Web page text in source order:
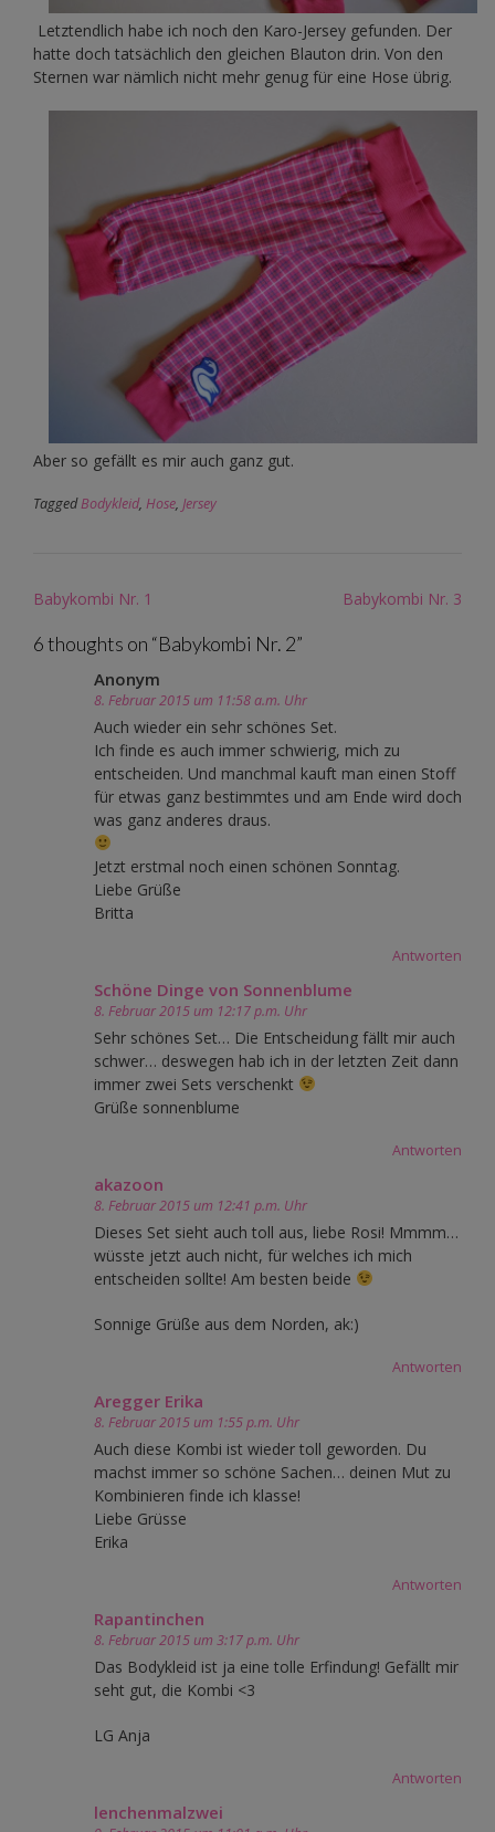
Letztendlich habe ich noch den Karo-Jersey gefunden. Der
hatte doch tatsächlich den gleichen Blauton drin. Von den
Sternen war nämlich nicht mehr genug für eine Hose übrig.
Aber so gefällt es mir auch ganz gut.
TaggedBodykleid, Hose, Jersey
Post
Babykombi Nr. 1 Babykombi Nr. 3
6 thoughts on “Babykombi Nr. 2”
Anonym
8. Februar 2015 um 11:58 a.m. Uhr
Auch wieder ein sehr schönes Set.
Ich finde es auch immer schwierig, mich zu
entscheiden. Und manchmal kauft man einen Stoff
für etwas ganz bestimmtes und am Ende wird doch
was ganz anderes draus.
Jetzt erstmal noch einen schönen Sonntag.
Liebe Grüße
Britta
Antworten
Schöne Dinge von Sonnenblume
8. Februar 2015 um 12:17 p.m. Uhr
Sehr schönes Set… Die Entscheidung fällt mir auch
schwer… deswegen hab ich in der letzten Zeit dann
immer zwei Sets verschenkt
Grüße sonnenblume
Antworten
akazoon
8. Februar 2015 um 12:41 p.m. Uhr
Dieses Set sieht auch toll aus, liebe Rosi! Mmmm…
wüsste jetzt auch nicht, für welches ich mich
entscheiden sollte! Am besten beide
Sonnige Grüße aus dem Norden, ak:)
Antworten
Aregger Erika
8. Februar 2015 um 1:55 p.m. Uhr
Auch diese Kombi ist wieder toll geworden. Du
machst immer so schöne Sachen… deinen Mut zu
Kombinieren finde ich klasse!
Liebe Grüsse
Erika
Antworten
Rapantinchen
8. Februar 2015 um 3:17 p.m. Uhr
Das Bodykleid ist ja eine tolle Erfindung! Gefällt mir
seht gut, die Kombi <3
LG Anja
Antworten
lenchenmalzwei